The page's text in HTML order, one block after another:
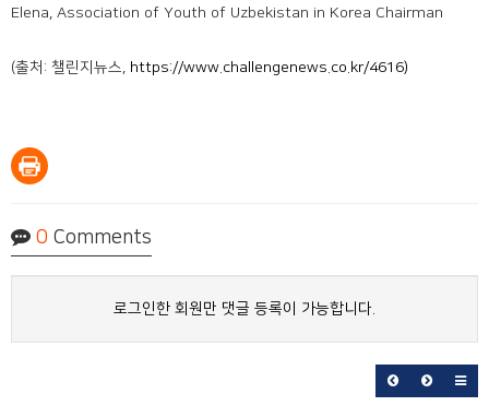
Elena, Association of Youth of Uzbekistan in Korea Chairman
(출처: 챌린지뉴스, https://www.challengenews.co.kr/4616)
0 Comments
로그인한 회원만 댓글 등록이 가능합니다.